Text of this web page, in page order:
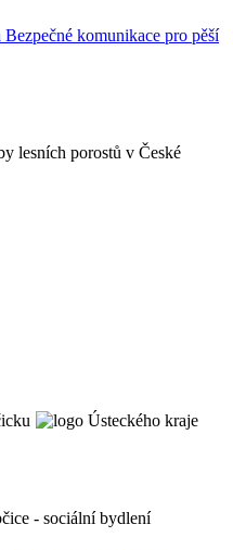
lesních porostů v České
- sociální bydlení